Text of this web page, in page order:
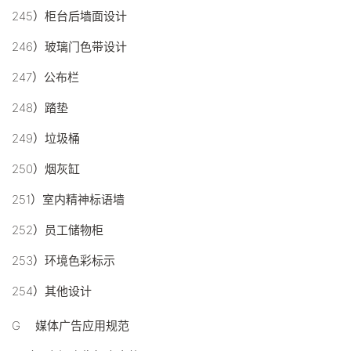
245）柜台后墙面设计
246）玻璃门色带设计
247）公布栏
248）踏垫
249）垃圾桶
250）烟灰缸
251）室内精神标语墙
252）员工储物柜
253）环境色彩标示
254）其他设计
G 媒体广告应用规范